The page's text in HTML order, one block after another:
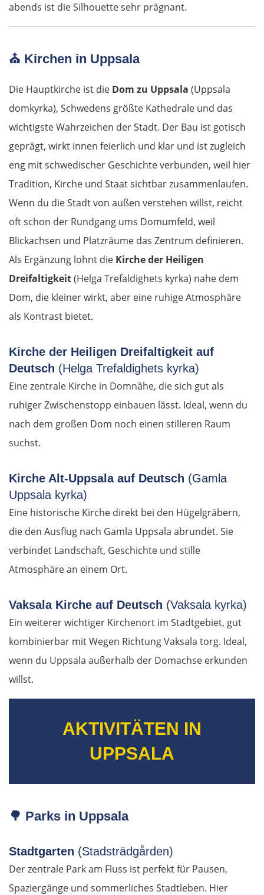
abends ist die Silhouette sehr prägnant.
⛪ Kirchen in Uppsala
Die Hauptkirche ist die Dom zu Uppsala (Uppsala
domkyrka), Schwedens größte Kathedrale und das
wichtigste Wahrzeichen der Stadt. Der Bau ist gotisch
geprägt, wirkt innen feierlich und klar und ist zugleich
eng mit schwedischer Geschichte verbunden, weil hier
Tradition, Kirche und Staat sichtbar zusammenlaufen.
Wenn du die Stadt von außen verstehen willst, reicht
oft schon der Rundgang ums Domumfeld, weil
Blickachsen und Platzräume das Zentrum definieren.
Als Ergänzung lohnt die Kirche der Heiligen
Dreifaltigkeit(Helga Trefaldighets kyrka) nahe dem
Dom, die kleiner wirkt, aber eine ruhige Atmosphäre
als Kontrast bietet.
Kirche der Heiligen Dreifaltigkeit auf
Deutsch (Helga Trefaldighets kyrka)
Eine zentrale Kirche in Domnähe, die sich gut als
ruhiger Zwischenstopp einbauen lässt. Ideal, wenn du
nach dem großen Dom noch einen stilleren Raum
suchst.
Kirche Alt-Uppsala auf Deutsch (Gamla
Uppsala kyrka)
Eine historische Kirche direkt bei den Hügelgräbern,
die den Ausflug nach Gamla Uppsala abrundet. Sie
verbindet Landschaft, Geschichte und stille
Atmosphäre an einem Ort.
Vaksala Kirche auf Deutsch (Vaksala kyrka)
Ein weiterer wichtiger Kirchenort im Stadtgebiet, gut
kombinierbar mit Wegen Richtung Vaksala torg. Ideal,
wenn du Uppsala außerhalb der Domachse erkunden
willst.
AKTIVITÄTEN IN
UPPSALA
🌳 Parks in Uppsala
Stadtgarten (Stadsträdgården)
Der zentrale Park am Fluss ist perfekt für Pausen,
Spaziergänge und sommerliches Stadtleben. Hier
Varaždin
Novo mesto
Ljubljana
Triest
Venedig
Padua
Ferrara
Forlì
Rimini
Pesaro
Pescara
Termoli
Vieste
Salerno
Pompeji
Rom
Arezzo